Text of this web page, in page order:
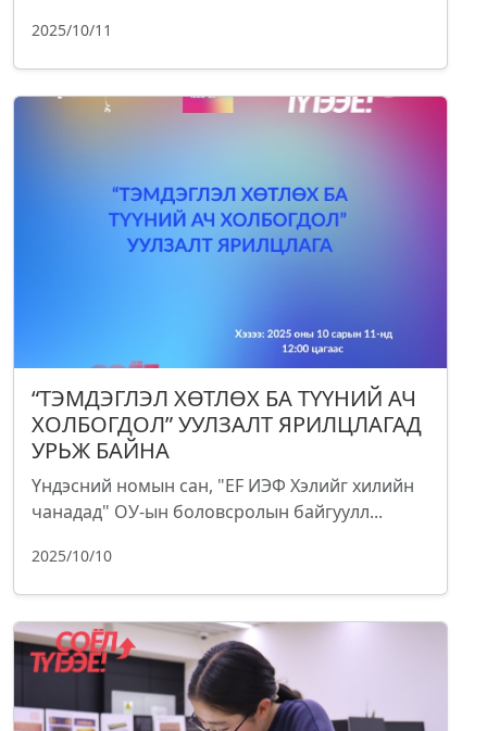
2025/10/11
“ТЭМДЭГЛЭЛ ХӨТЛӨХ БА ТҮҮНИЙ АЧ
ХОЛБОГДОЛ” УУЛЗАЛТ ЯРИЛЦЛАГАД
УРЬЖ БАЙНА
Үндэсний номын сан, "EF ИЭФ Хэлийг хилийн
чанадад" ОУ-ын боловсролын байгуулл...
2025/10/10